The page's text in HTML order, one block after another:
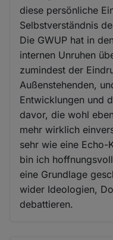
diese persönliche
Selbstverständnis
Die GWUP hat in
internen Unruhen
zumindest der
Außenstehenden,
Entwicklungen und
davor, die wohl
mehr wirklich
sehr wie eine Echo-
bin ich
eine Grundlage
wider Ideologien,
debattieren.